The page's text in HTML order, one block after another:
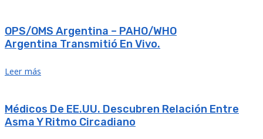
OPS/OMS Argentina – PAHO/WHO
Argentina Transmitió En Vivo.
Leer más
Médicos De EE.UU. Descubren Relación Entre
Asma Y Ritmo Circadiano